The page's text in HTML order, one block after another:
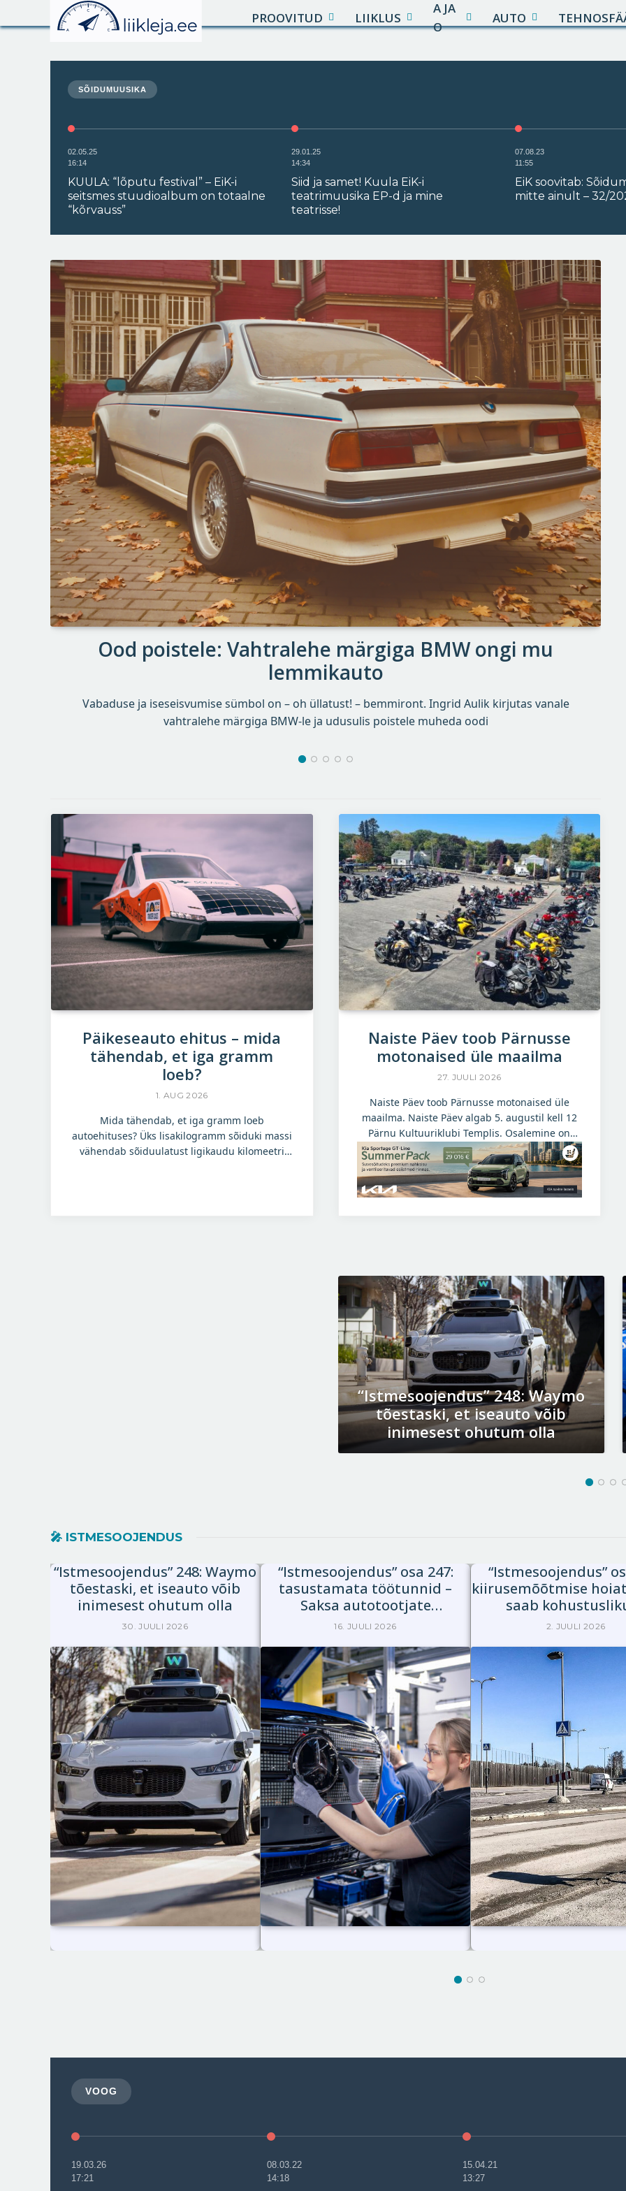
PROOVITUD LIIKLUS
A JA
O
AUTO
SÕIDUMUUSIKA
02.05.25
16:14
KUULA: “lõputu festival” – EiK-i
seitsmes stuudioalbum on totaalne
“kõrvauss”
29.01.25
14:34
Siid ja samet! Kuula EiK-i
teatrimuusika EP-d ja mine
teatrisse!
07.08.23
11:55
EiK soovitab:
mitte ainult – 32/
Ood poistele: Vahtralehe märgiga BMW ongi mu
lemmikauto
Vabaduse ja iseseisvumise sümbol on – oh üllatust! – bemmiront. Ingrid Aulik kirjutas vanale
vahtralehe märgiga BMW-le ja udusulis poistele muheda oodi
Päikeseauto ehitus – mida
tähendab, et iga gramm
loeb?
1. AUG 2026
Mida tähendab, et iga gramm loeb
autoehituses? Üks lisakilogramm sõiduki massi
vähendab sõiduulatust ligikaudu kilomeetri
Naiste Päev toob Pärnusse
motonaised üle maailma
27. JUULI 2026
Naiste Päev toob Pärnusse motonaised üle
maailma. Naiste Päev algab 5. augustil kell 12
Pärnu Kultuuriklubi Templis. Osalemine on
tasuta ning oodatud on nii kogenud
mootorratturid kui ka naised, kes alles
mõtlevad mootorrattaga sõitmisele või soovivad
selle maailmaga lähemalt tutvust teha
“Istmesoojendus” 248: Waymo
tõestaski, et iseauto võib
inimesest ohutum olla
🎤︎︎ ISTMESOOJENDUS
“Istmesoojendus” 248: Waymo
tõestaski, et iseauto võib
inimesest ohutum olla
30. JUULI 2026
“Istmesoojendus” osa 247:
tasustamata töötunnid –
Saksa autotootjate
kriisiplaan?
16. JUULI 2026
“Istmesoojendus”
kiirusemõõtmise
saab
2. JUULI 2026
VOOG
19.03.26
17:21
08.03.22
14:18
15.04.21
13:27